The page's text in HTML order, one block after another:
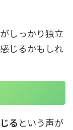
しっかり独立
じるかもしれ
るという声が